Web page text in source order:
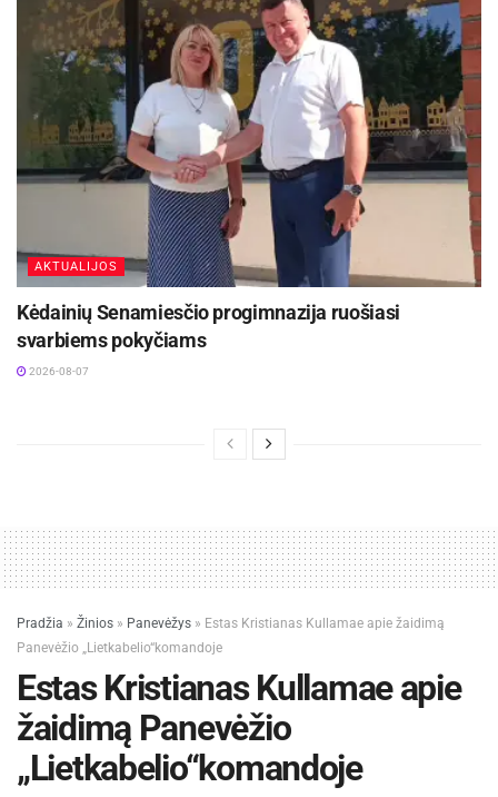
AKTUALIJOS
Kėdainių Senamiesčio progimnazija ruošiasi
svarbiems pokyčiams
2026-08-07
Pradžia » Žinios » Panevėžys » Estas Kristianas Kullamae apie žaidimą
Panevėžio „Lietkabelio“komandoje
Estas Kristianas Kullamae apie
žaidimą Panevėžio
„Lietkabelio“komandoje